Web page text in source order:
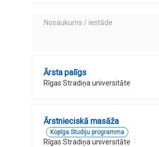
Nosaukums / iestāde
Ārsta palīgs
Rīgas Stradiņa universitāte
Ārstnieciskā masāža
Kopīga Studiju programma
Rīgas Stradiņa universitāte